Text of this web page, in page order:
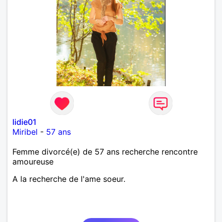
lidie01
Miribel - 57 ans
Femme divorcé(e) de 57 ans recherche rencontre
amoureuse
A la recherche de l'ame soeur.